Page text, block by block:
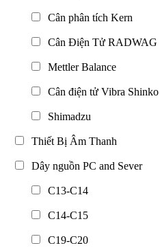
Cân phân tích Kern
Cân Điện Tử RADWAG
Mettler Balance
Cân điện tử Vibra Shinko
Shimadzu
Thiết Bị Âm Thanh
Dây nguồn PC and Sever
C13-C14
C14-C15
C19-C20